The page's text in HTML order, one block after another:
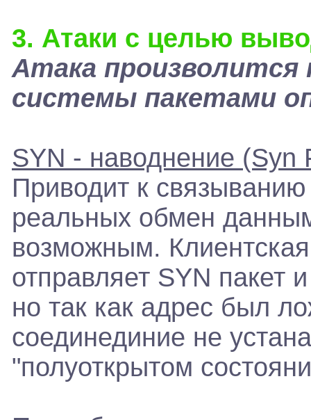
3. Атаки с целью
Атака
системы пакетами
SYN - наводнение (Syn
Приводит к
реальных обмен
возможным.
отправляет SYN пакет
но так как адрес был
соединединие не
"полуоткрытом